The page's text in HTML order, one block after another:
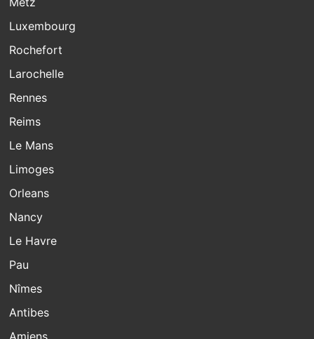
Luxembourg
Rochefort
Larochelle
Rennes
Reims
Le Mans
Limoges
Orleans
Nancy
Le Havre
Pau
Nîmes
Antibes